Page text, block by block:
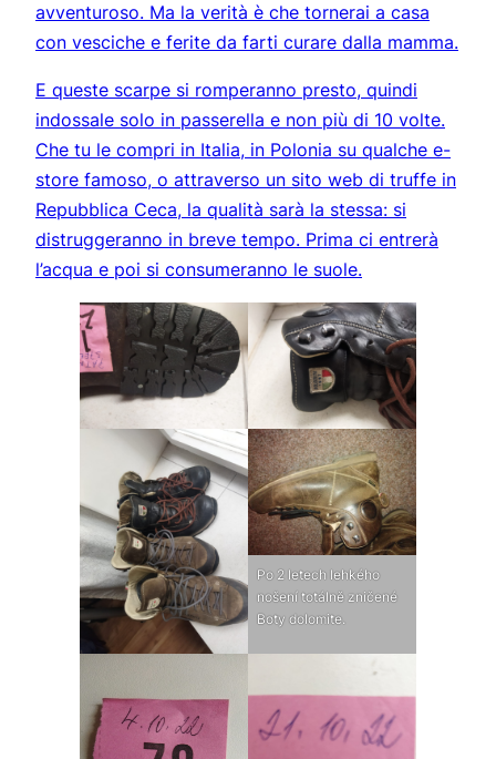
avventuroso. Ma la verità è che tornerai a casa
con vesciche e ferite da farti curare dalla mamma.
E queste scarpe si romperanno presto, quindi
indossale solo in passerella e non più di 10 volte.
Che tu le compri in Italia, in Polonia su qualche e-
store famoso, o attraverso un sito web di truffe in
Repubblica Ceca, la qualità sarà la stessa: si
distruggeranno in breve tempo. Prima ci entrerà
l’acqua e poi si consumeranno le suole.
Po 2 letech lehkého
nošení totálně zničené
Boty dolomite.